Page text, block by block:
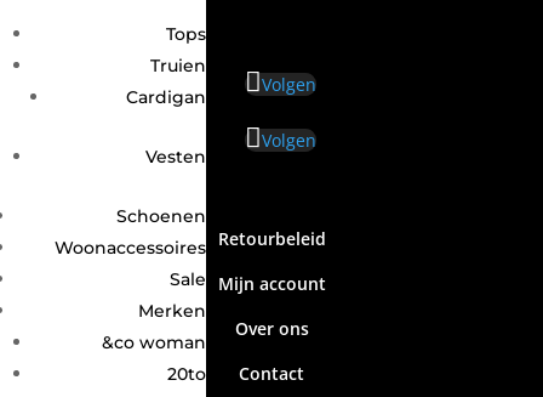
Tops
Truien
Cardigan
Vesten
Schoenen
Woonaccessoires
Sale
Merken
&co woman
20to
Volgen
Volgen
Retourbeleid
Mijn account
Over ons
Contact